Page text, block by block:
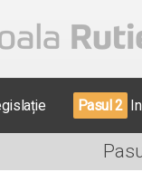
Pasul 2